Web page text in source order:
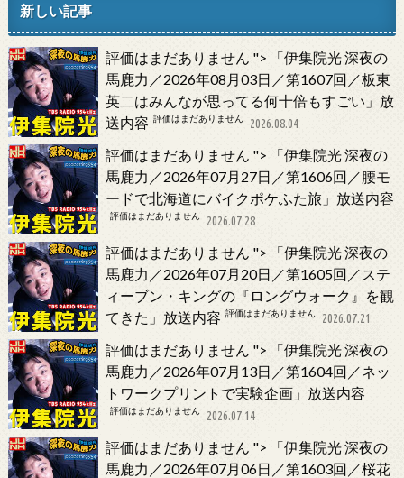
新しい記事
評価はまだありません ">
「伊集院光 深夜の
馬鹿力／2026年08月03日／第1607回／板東
英二はみんなが思ってる何十倍もすごい」放
送内容 評価はまだありません 2026.08.04
評価はまだありません ">
「伊集院光 深夜の
馬鹿力／2026年07月27日／第1606回／腰モ
ードで北海道にバイクポケふた旅」放送内容
評価はまだありません 2026.07.28
評価はまだありません ">
「伊集院光 深夜の
馬鹿力／2026年07月20日／第1605回／ステ
ィーブン・キングの『ロングウォーク』を観
てきた」放送内容 評価はまだありません 2026.07.21
評価はまだありません ">
「伊集院光 深夜の
馬鹿力／2026年07月13日／第1604回／ネッ
トワークプリントで実験企画」放送内容
評価はまだありません 2026.07.14
評価はまだありません ">
「伊集院光 深夜の
馬鹿力／2026年07月06日／第1603回／桜花